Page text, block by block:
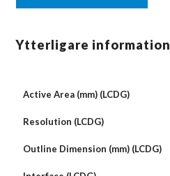
Ytterligare information
Active Area (mm) (LCDG)
Resolution (LCDG)
Outline Dimension (mm) (LCDG)